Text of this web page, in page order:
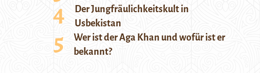
Der Jungfräulichkeitskult in
Usbekistan
Wer ist der Aga Khan und wofür ist er
bekannt?